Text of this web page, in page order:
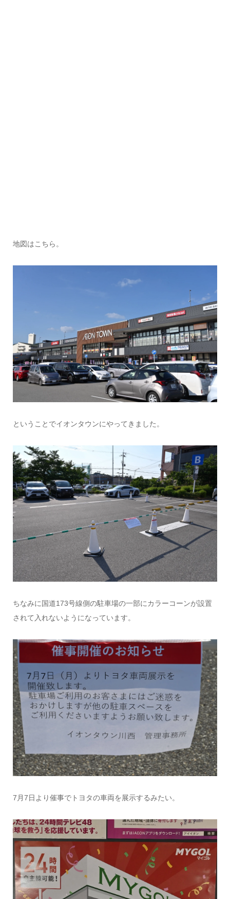
地図はこちら。
ということでイオンタウンにやってきました。
ちなみに国道173号線側の駐車場の一部にカラーコーンが設置
されて入れないようになっています。
7月7日より催事でトヨタの車両を展示するみたい。